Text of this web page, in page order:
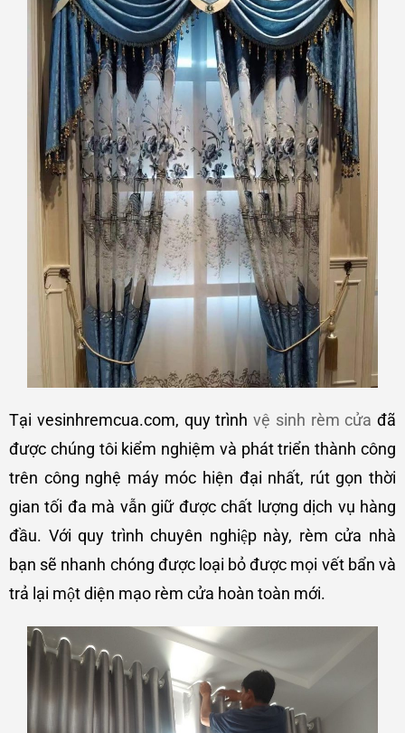
Tại vesinhremcua.com, quy trình vệ sinh rèm cửa đã
được chúng tôi kiểm nghiệm và phát triển thành công
trên công nghệ máy móc hiện đại nhất, rút gọn thời
gian tối đa mà vẫn giữ được chất lượng dịch vụ hàng
đầu. Với quy trình chuyên nghiệp này, rèm cửa nhà
bạn sẽ nhanh chóng được loại bỏ được mọi vết bẩn và
trả lại một diện mạo rèm cửa hoàn toàn mới.